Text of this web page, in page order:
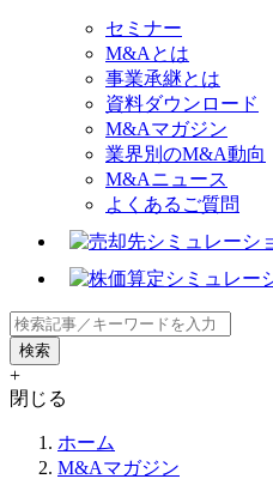
セミナー
M&Aとは
事業承継とは
資料ダウンロード
M&Aマガジン
業界別のM&A動向
M&Aニュース
よくあるご質問
+
閉じる
ホーム
M&Aマガジン